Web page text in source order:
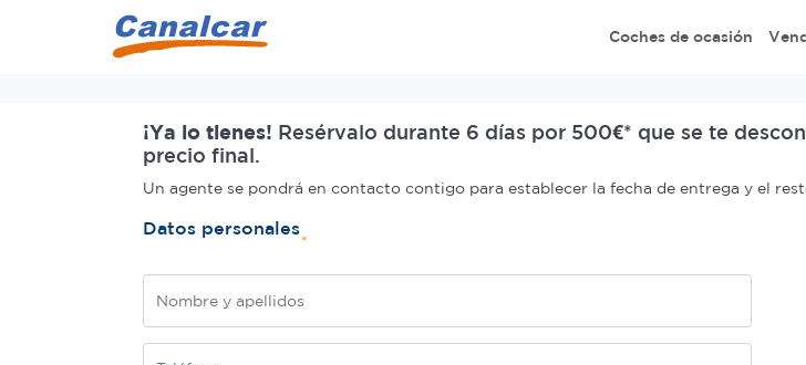
Coches de ocasión
¡Ya lo tienes! Resérvalo durante 6 días por 500€* que se te
precio final.
Un agente se pondrá en contacto contigo para establecer la fecha de entrega y el
Datos personales